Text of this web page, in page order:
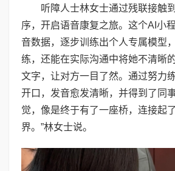
听障人士林女士通过残联接触
序，开启语音康复之旅。这个AI小
音数据，逐步训练出个人专属模型
练，还能在实际沟通中将她不清晰
文字，让对方一目了然。通过努力
开口，发音愈发清晰，并得到了同
觉，像是终于有了一座桥，连接起
界。”林女士说。